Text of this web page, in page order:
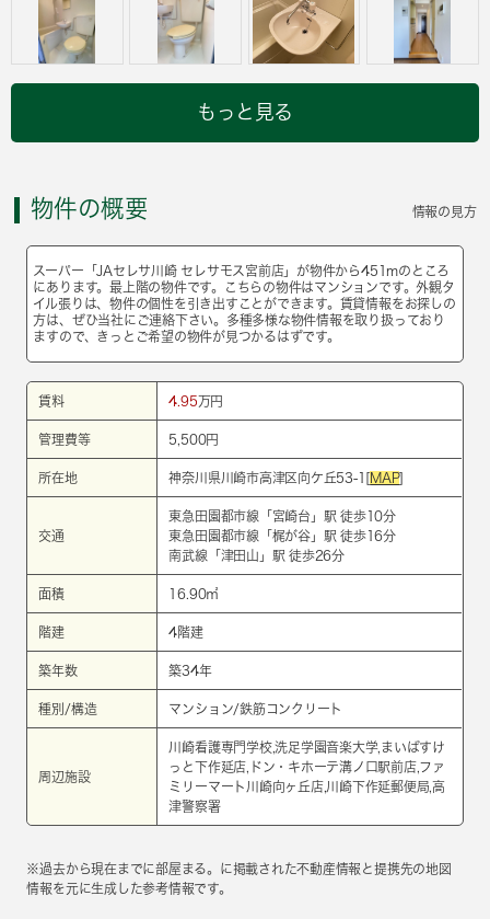
もっと見る
物件の概要 情報の見方
スーパー「JAセレサ川崎 セレサモス宮前店」が物件から451mのところ
にあります。最上階の物件です。こちらの物件はマンションです。外観タ
イル張りは、物件の個性を引き出すことができます。賃貸情報をお探しの
方は、ぜひ当社にご連絡下さい。多種多様な物件情報を取り扱っており
ますので、きっとご希望の物件が見つかるはずです。
賃料 4.95 万円
管理費等 5,500円
所在地 神奈川県川崎市高津区向ケ丘53-1[ MAP]
交通
東急田園都市線 「 宮崎台 」駅 徒歩10分
東急田園都市線 「 梶が谷」駅 徒歩16分
南武線 「 津田山 」駅 徒歩26分
面積 16.90㎡
階建 4階建
築年数 築34年
種別/構造 マンション/鉄筋コンクリート
周辺施設
川崎看護専門学校,洗足学園音楽大学,まいばすけ
っと下作延店,ドン・キホーテ溝ノ口駅前店,ファ
ミリーマート川崎向ヶ丘店,川崎下作延郵便局,高
津警察署
※過去から現在までに部屋まる。に掲載された不動産情報と提携先の地図
情報を元に生成した参考情報です。